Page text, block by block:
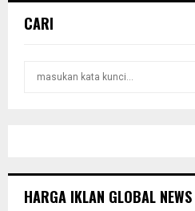
CARI
rHARGA IKLAN GLOBAL NEWS